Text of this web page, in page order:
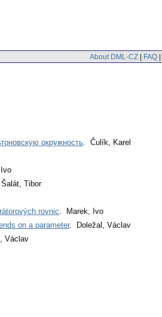
About DML-CZ | FAQ |
окружность. Čulík, Karel
Tibor
rovnic. Marek, Ivo
on a parameter. Doležal, Václav
Václav